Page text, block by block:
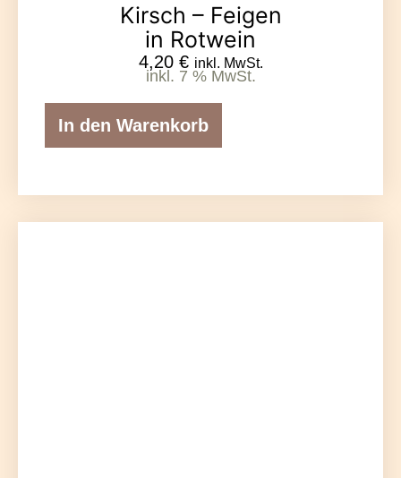
Kirsch – Feigen
in Rotwein
4,20 € inkl. MwSt.
inkl. 7 % MwSt.
In den Warenkorb